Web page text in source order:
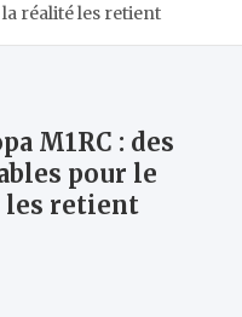
réalité les retient
M1RC : des
pour le
les retient